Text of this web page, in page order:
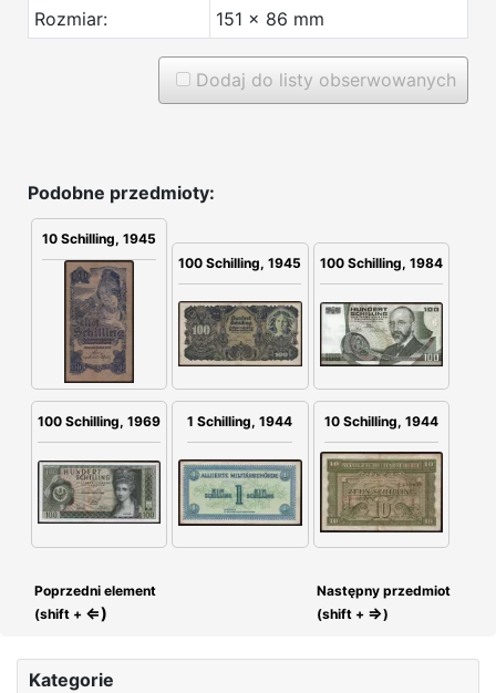
Kategorie
Rozmiar:
151 x 86 mm
Dodaj do listy obserwowanych
Podobne przedmioty:
10 Schilling, 1945
100 Schilling, 1945
100 Schilling, 1984
100 Schilling, 1969 1 Schilling, 1944 10 Schilling, 1944
Poprzedni element
(shift + ⇐)
Następny przedmiot
(shift + ⇒)